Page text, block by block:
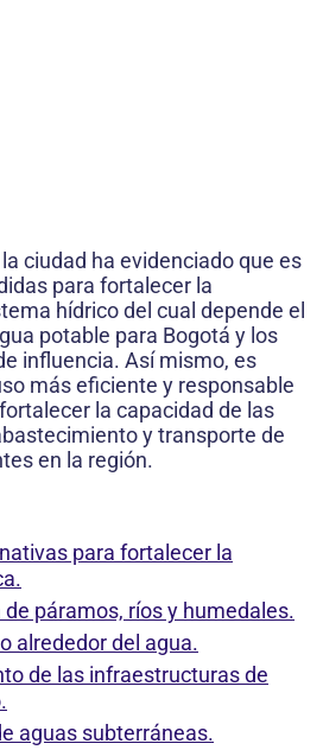
ciudad ha evidenciado que es
para fortalecer la
hídrico del cual depende el
potable para Bogotá y los
influencia. Así mismo, es
más eficiente y responsable
la capacidad de las
y transporte de
en la región.
para fortalecer la
páramos, ríos y humedales.
alrededor del agua.
de las infraestructuras de
aguas subterráneas.